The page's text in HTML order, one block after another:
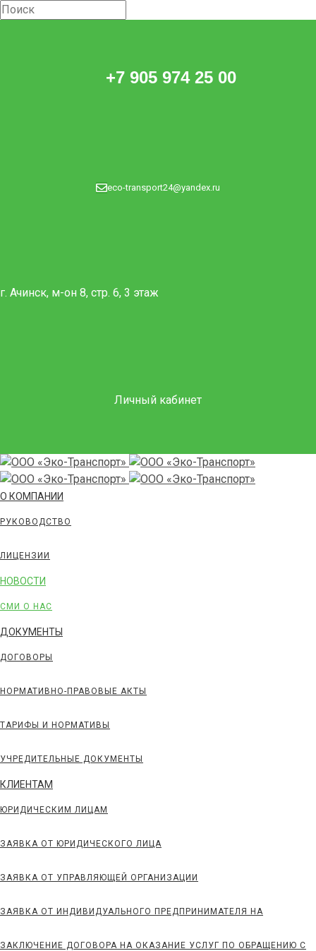
+7 905 974 25 00
eco-transport24@yandex.ru
г. Ачинск, м-он 8, стр. 6, 3 этаж
Личный кабинет
О КОМПАНИИ
РУКОВОДСТВО
ЛИЦЕНЗИИ
НОВОСТИ
СМИ О НАС
ДОКУМЕНТЫ
ДОГОВОРЫ
НОРМАТИВНО-ПРАВОВЫЕ АКТЫ
ТАРИФЫ И НОРМАТИВЫ
УЧРЕДИТЕЛЬНЫЕ ДОКУМЕНТЫ
КЛИЕНТАМ
ЮРИДИЧЕСКИМ ЛИЦАМ
ЗАЯВКА ОТ ЮРИДИЧЕСКОГО ЛИЦА
ЗАЯВКА ОТ УПРАВЛЯЮЩЕЙ ОРГАНИЗАЦИИ
ЗАЯВКА ОТ ИНДИВИДУАЛЬНОГО ПРЕДПРИНИМАТЕЛЯ НА
ЗАКЛЮЧЕНИЕ ДОГОВОРА НА ОКАЗАНИЕ УСЛУГ ПО ОБРАЩЕНИЮ С